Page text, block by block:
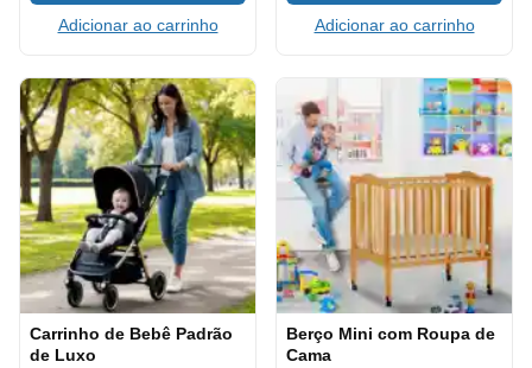
Adicionar ao carrinho Adicionar ao carrinho
Carrinho de Bebê Padrão
de Luxo
Berço Mini com Roupa de
Cama